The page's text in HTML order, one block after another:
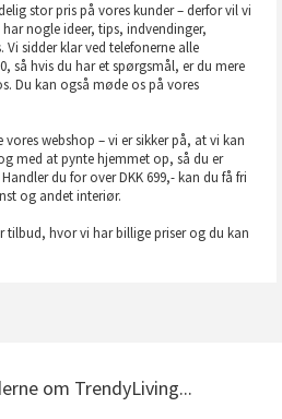
stor pris på vores kunder – derfor vil vi
nogle ideer, tips, indvendinger,
sidder klar ved telefonerne alle
så hvis du har et spørgsmål, er du mere
Du kan også møde os på vores
webshop – vi er sikker på, at vi kan
med at pynte hjemmet op, så du er
du for over DKK 699,- kan du få fri
og andet interiør.
tilbud, hvor vi har billige priser og du kan
om TrendyLiving...